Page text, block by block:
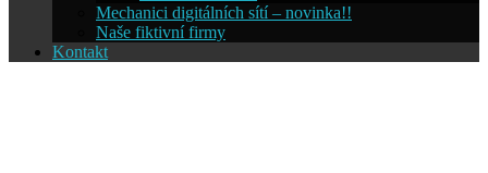
Mechanici digitálních sítí – novinka!!
Naše fiktivní firmy
Kontakt